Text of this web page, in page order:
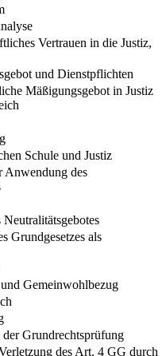
Vertrauen in die Justiz,
und Dienstpflichten
Mäßigungsgebot in Justiz
Schule und Justiz
Anwendung des
Grundgesetzes als
Gemeinwohlbezug
Grundrechtsprüfung
des Art. 4 GG durch